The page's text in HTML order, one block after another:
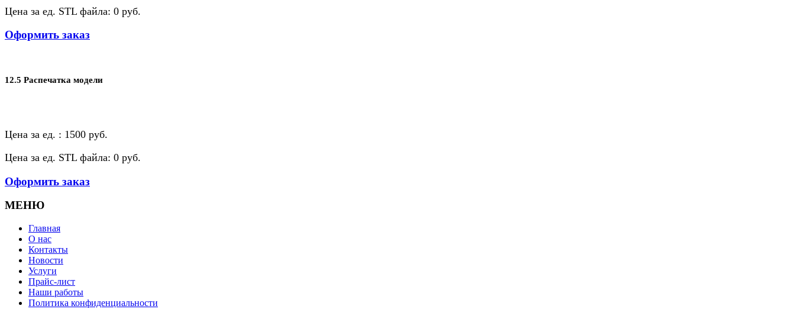
Цена за ед. STL файла: 0 руб.
Оформить заказ
12.5 Распечатка модели
Цена за ед. : 1500 руб.
Цена за ед. STL файла: 0 руб.
Оформить заказ
МЕНЮ
Главная
О нас
Контакты
Новости
Услуги
Прайс-лист
Наши работы
Политика конфиденциальности